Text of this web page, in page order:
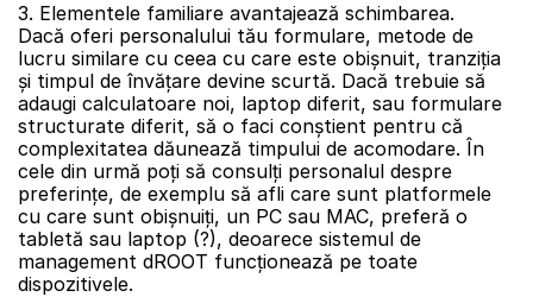
3. Elementele familiare avantajează schimbarea.
Dacă oferi personalului tău formulare, metode de
lucru similare cu ceea cu care este obişnuit, tranziţia
şi timpul de învăţare devine scurtă. Dacă trebuie să
adaugi calculatoare noi, laptop diferit, sau formulare
structurate diferit, să o faci conştient pentru că
complexitatea dăunează timpului de acomodare. În
cele din urmă poţi să consulţi personalul despre
preferinţe, de exemplu să afli care sunt platformele
cu care sunt obişnuiţi, un PC sau MAC, preferă o
tabletă sau laptop (?), deoarece sistemul de
management dROOT funcţionează pe toate
dispozitivele.